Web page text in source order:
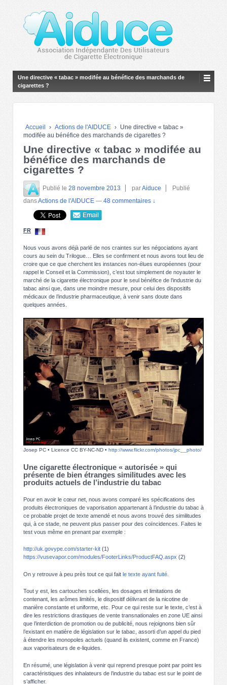
Une directive « tabac » modifée au bénéfice des marchands de
cigarettes ?
Accueil › Actions de l'AIDUCE › Une directive « tabac »
modifée au bénéfice des marchands de cigarettes ?
Une directive « tabac » modifée au
bénéfice des marchands de
cigarettes ?
Publié le 28 novembre 2013 parAiduce
Publié
dansActions de l'AIDUCE — 48 commentaires ↓
FR
Nous vous avons déjà parlé de nos craintes sur les négociations ayant
cours au sein du Trilogue… Elles se confirment et nous avons tout lieu de
croire que ce que cherchent les instances non-élues européennes (pour
rappel le Conseil et la Commission), c’est tout simplement de noyauter le
marché de la cigarette électronique pour le seul bénéfice de l’industrie du
tabac ainsi que, dans une moindre mesure, pour celui des dispositifs
médicaux de l’industrie pharmaceutique, à venir sans doute dans
quelques années.
Josep PC • Licence CC BY-NC-ND • http://www.flickr.com/photos/jpc__photo/
Une cigarette électronique « autorisée » qui
présente de bien étranges similitudes avec les
produits actuels de l’industrie du tabac
Pour en avoir le cœur net, nous avons comparé les spécifications des
produits électroniques de vaporisation appartenant à l’industrie du tabac à
ce probable projet de texte amendé et nous avons trouvé des similitudes
qui, à ce stade, ne peuvent plus passer pour des coïncidences. Faites le
test vous même en prenant par exemple :
http://uk.govype.com/starter-kit (1)
https://vusevapor.com/modules/FooterLinks/ProductFAQ.aspx (2)
On y retrouve à peu près tout ce qui fait le texte ayant fuité
Tout y est, les cartouches scellées, les dosages et limitations de
contenant, les arômes limités, le dispositif délivrant de la nicotine de
manière constante et uniforme, etc. Pour ce qui reste sur le texte, c’est à
dire les restrictions drastiques de vente transnationales en zone UE ainsi
que l’interdiction de promotion ou de publicité, nous rejoignons bien sûr
l’existant en matière de législation sur le tabac, assorti d’un appel du pied
à étendre les monopoles actuels (quand ils existent, comme en France)
aux vaporisateurs de e-liquides.
En résumé, une législation à venir qui reprend presque point par point les
caractéristiques des inhalateurs de l’industrie du tabac est sur le point de
s’afficher.